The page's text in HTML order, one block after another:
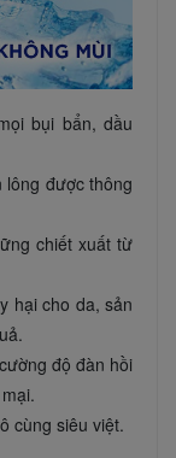
bụi bẩn, dầu
được thông
chiết xuất từ
hại cho da, sản
độ đàn hồi
cùng siêu việt.